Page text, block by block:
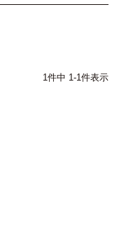
1 件中 1 -1 件表示